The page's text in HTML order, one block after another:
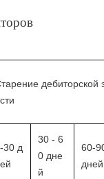
дебиторской
30 д
30 - 6
0 дне
й
60-
дней